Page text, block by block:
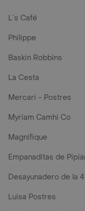
L´s Café
Philippe
Baskin Robbins
La Cesta
Mercari - Postres
Myriam Camhi Co
Magnifique
Empanaditas de
Desayunadero de la
Luisa Postres